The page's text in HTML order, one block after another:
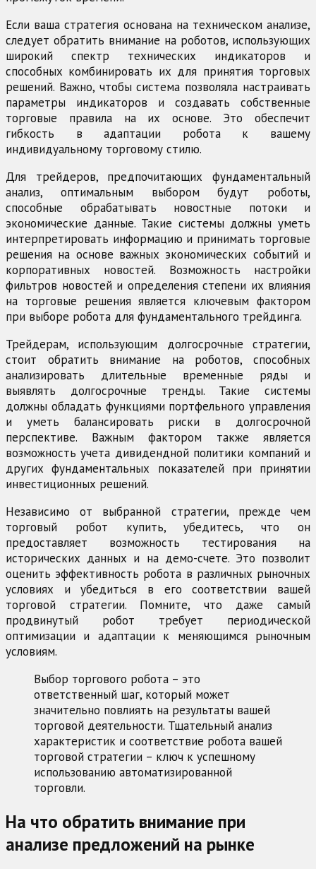
Если ваша стратегия основана на техническом анализе,
следует обратить внимание на роботов, использующих
широкий спектр технических индикаторов и
способных комбинировать их для принятия торговых
решений. Важно, чтобы система позволяла настраивать
параметры индикаторов и создавать собственные
торговые правила на их основе. Это обеспечит
гибкость в адаптации робота к вашему
индивидуальному торговому стилю.
Для трейдеров, предпочитающих фундаментальный
анализ, оптимальным выбором будут роботы,
способные обрабатывать новостные потоки и
экономические данные. Такие системы должны уметь
интерпретировать информацию и принимать торговые
решения на основе важных экономических событий и
корпоративных новостей. Возможность настройки
фильтров новостей и определения степени их влияния
на торговые решения является ключевым фактором
при выборе робота для фундаментального трейдинга.
Трейдерам, использующим долгосрочные стратегии,
стоит обратить внимание на роботов, способных
анализировать длительные временные ряды и
выявлять долгосрочные тренды. Такие системы
должны обладать функциями портфельного управления
и уметь балансировать риски в долгосрочной
перспективе. Важным фактором также является
возможность учета дивидендной политики компаний и
других фундаментальных показателей при принятии
инвестиционных решений.
Независимо от выбранной стратегии, прежде чем
торговый робот купить, убедитесь, что он
предоставляет возможность тестирования на
исторических данных и на демо-счете. Это позволит
оценить эффективность робота в различных рыночных
условиях и убедиться в его соответствии вашей
торговой стратегии. Помните, что даже самый
продвинутый робот требует периодической
оптимизации и адаптации к меняющимся рыночным
условиям.
Выбор торгового робота – это
ответственный шаг, который может
значительно повлиять на результаты вашей
торговой деятельности. Тщательный анализ
характеристик и соответствие робота вашей
торговой стратегии – ключ к успешному
использованию автоматизированной
торговли.
На что обратить внимание при
анализе предложений на рынке